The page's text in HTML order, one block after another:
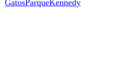
GatosParqueKennedy